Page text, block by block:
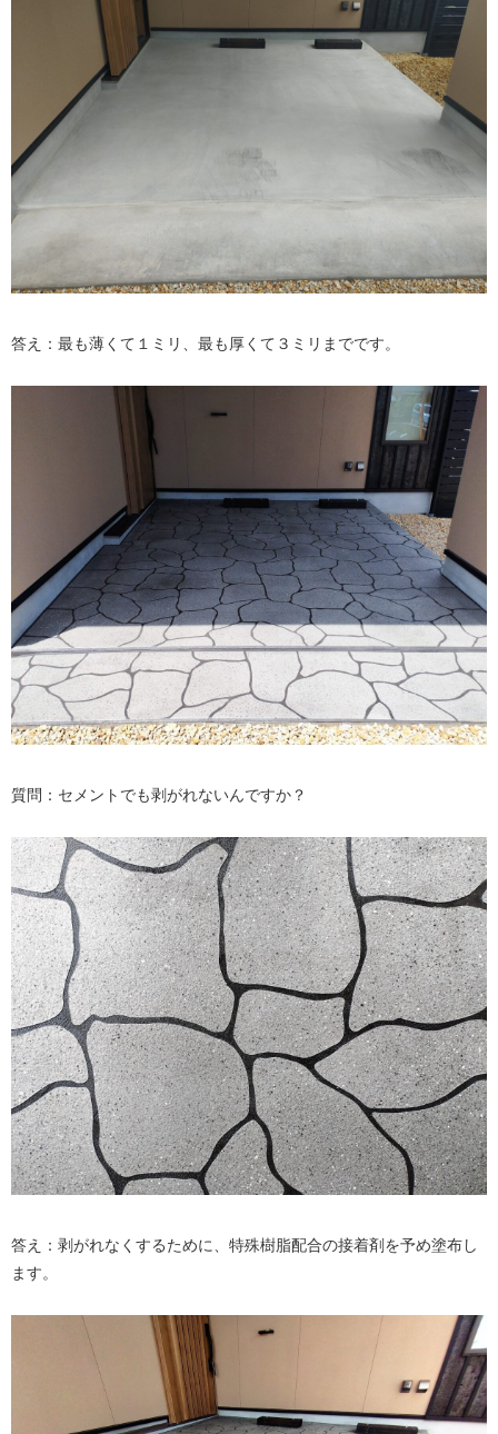
答え：最も薄くて１ミリ、最も厚くて３ミリまでです。
質問：セメントでも剥がれないんですか？
答え：剥がれなくするために、特殊樹脂配合の接着剤を予め塗布し
ます。